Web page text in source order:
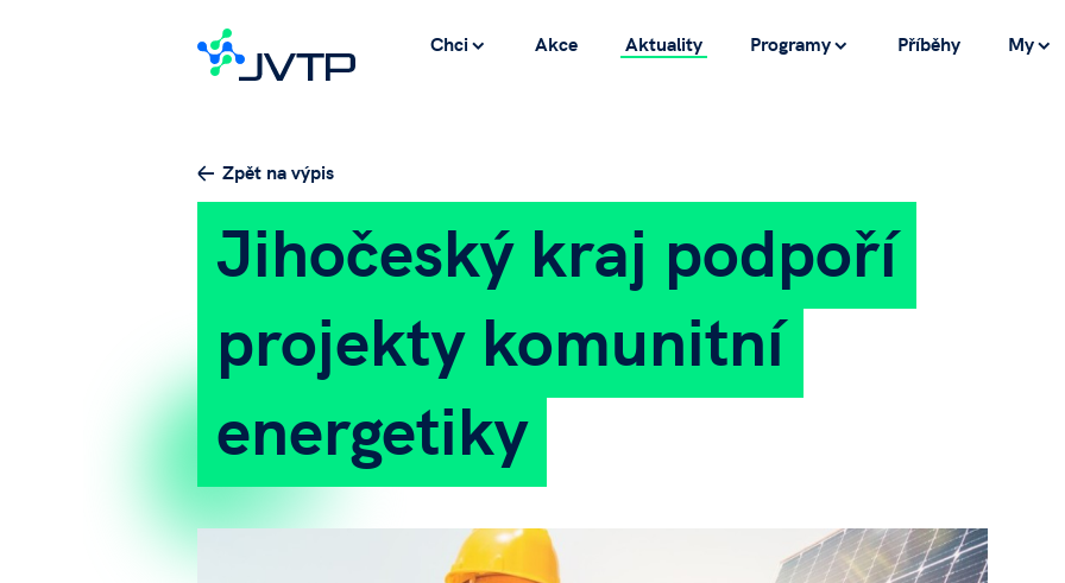
Chci Akce Aktuality Programy Příběhy My
Zpět na výpis
Jihočeský kraj podpoří
projekty komunitní
energetiky